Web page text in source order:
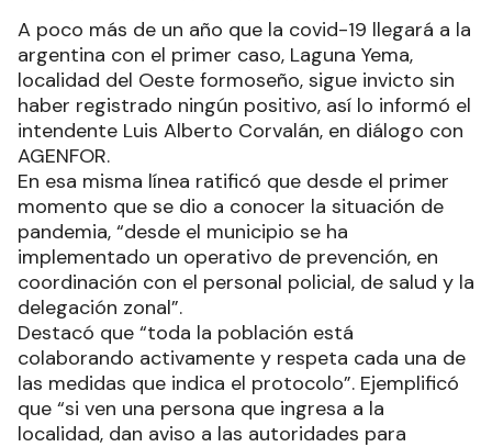
A poco más de un año que la covid-19 llegará a la
argentina con el primer caso, Laguna Yema,
localidad del Oeste formoseño, sigue invicto sin
haber registrado ningún positivo, así lo informó el
intendente Luis Alberto Corvalán, en diálogo con
AGENFOR.
En esa misma línea ratificó que desde el primer
momento que se dio a conocer la situación de
pandemia, “desde el municipio se ha
implementado un operativo de prevención, en
coordinación con el personal policial, de salud y la
delegación zonal”.
Destacó que “toda la población está
colaborando activamente y respeta cada una de
las medidas que indica el protocolo”. Ejemplificó
que “si ven una persona que ingresa a la
localidad, dan aviso a las autoridades para